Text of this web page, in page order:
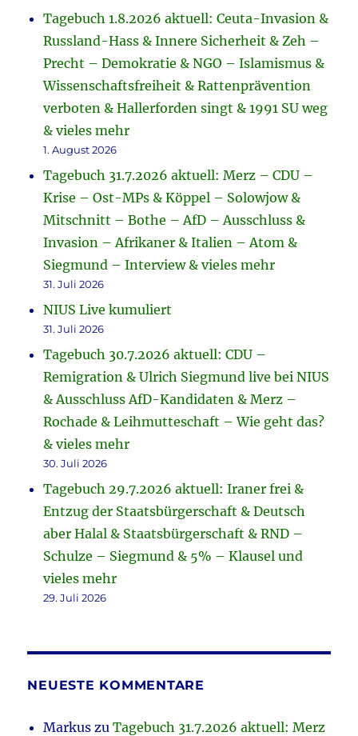
Tagebuch 1.8.2026 aktuell: Ceuta-Invasion &
Russland-Hass & Innere Sicherheit & Zeh –
Precht – Demokratie & NGO – Islamismus &
Wissenschaftsfreiheit & Rattenprävention
verboten & Hallerforden singt & 1991 SU weg
& vieles mehr
1. August 2026
Tagebuch 31.7.2026 aktuell: Merz – CDU –
Krise – Ost-MPs & Köppel – Solowjow &
Mitschnitt – Bothe – AfD – Ausschluss &
Invasion – Afrikaner & Italien – Atom &
Siegmund – Interview & vieles mehr
31. Juli 2026
NIUS Live kumuliert
31. Juli 2026
Tagebuch 30.7.2026 aktuell: CDU –
Remigration & Ulrich Siegmund live bei NIUS
& Ausschluss AfD-Kandidaten & Merz –
Rochade & Leihmutteschaft – Wie geht das?
& vieles mehr
30. Juli 2026
Tagebuch 29.7.2026 aktuell: Iraner frei &
Entzug der Staatsbürgerschaft & Deutsch
aber Halal & Staatsbürgerschaft & RND –
Schulze – Siegmund & 5% – Klausel und
vieles mehr
29. Juli 2026
NEUESTE KOMMENTARE
Markus zuTagebuch 31.7.2026 aktuell: Merz